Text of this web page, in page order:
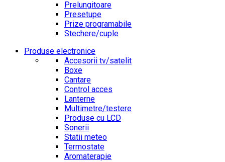
Prelungitoare
Presetupe
Prize programabile
Stechere/cuple
Produse electronice
Accesorii tv/satelit
Boxe
Cantare
Control acces
Lanterne
Multimetre/testere
Produse cu LCD
Sonerii
Statii meteo
Termostate
Aromaterapie